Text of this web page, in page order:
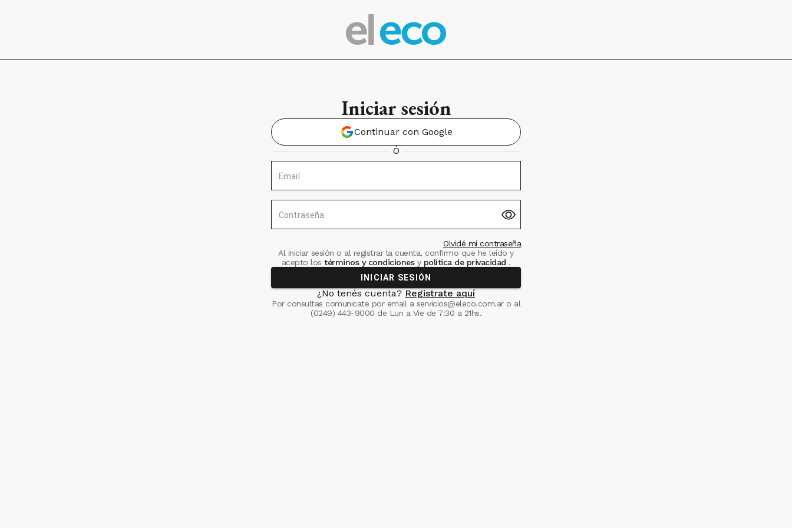
Iniciar sesión
Continuar con Google
Ó
Email
Contraseña
Olvidé mi contraseña
Al iniciar sesión o al registrar la cuenta, confirmo que he leído y
acepto los términos y condiciones ypolítica de privacidad .
INICIAR SESIÓN
¿No tenés cuenta? Registrate aquí
Por consultas comunicate por email a servicios@eleco.com.aro al
(0249) 443-9000 de Lun a Vie de 7:30 a 21hs.